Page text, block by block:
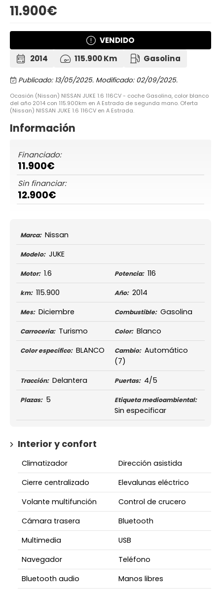
11.900€
VENDIDO
2014
115.900 Km Gasolina
Publicado: 13/05/2025. Modificado: 02/09/2025.
Ocasión (Nissan) NISSAN JUKE 1.6 116CV - coche Gasolina, color blanco
del año 2014 con 115.900km en A Estrada de segunda mano. Oferta
(Nissan) NISSAN JUKE 1.6 116CV en A Estrada.
Información
Financiado:
11.900€
Sin financiar:
12.900€
Marca: Nissan
Modelo: JUKE
Motor: 1.6 Potencia: 116
km: 115.900 Año: 2014
Mes: Diciembre Combustible: Gasolina
Carroceria: Turismo Color: Blanco
Color específico: BLANCO Cambio: Automático
(7)
Tracción: Delantera Puertas: 4/5
Plazas: 5 Etiqueta medioambiental:
Sin especificar
Interior y confort
Climatizador
Dirección asistida
Cierre centralizado
Elevalunas eléctrico
Volante multifunción
Control de crucero
Cámara trasera
Bluetooth
Multimedia
USB
Navegador
Teléfono
Bluetooth audio
Manos libres